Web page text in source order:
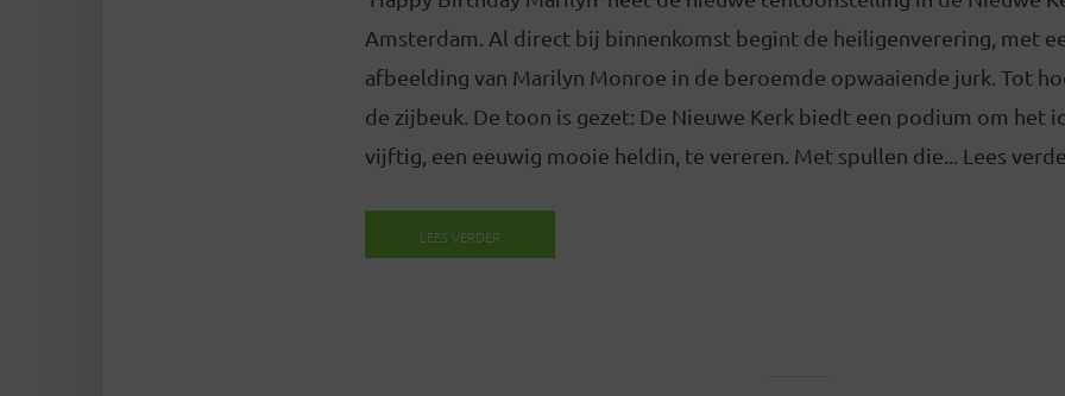
Amsterdam. Al direct bij binnenkomst begint de heiligenverering, met
afbeelding van Marilyn Monroe in de beroemde opwaaiende jurk. Tot
de zijbeuk. De toon is gezet: De Nieuwe Kerk biedt een podium om het
vijftig, een eeuwig mooie heldin, te vereren. Met spullen die... Lees
LEES VERDER